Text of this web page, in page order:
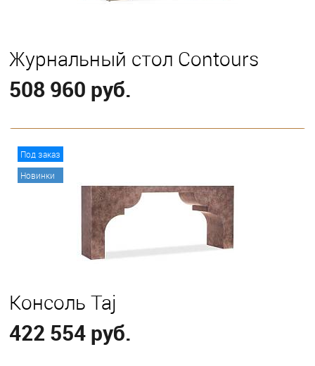
Журнальный стол Contours
508 960 руб.
Под заказ
Новинки
Консоль Taj
422 554 руб.